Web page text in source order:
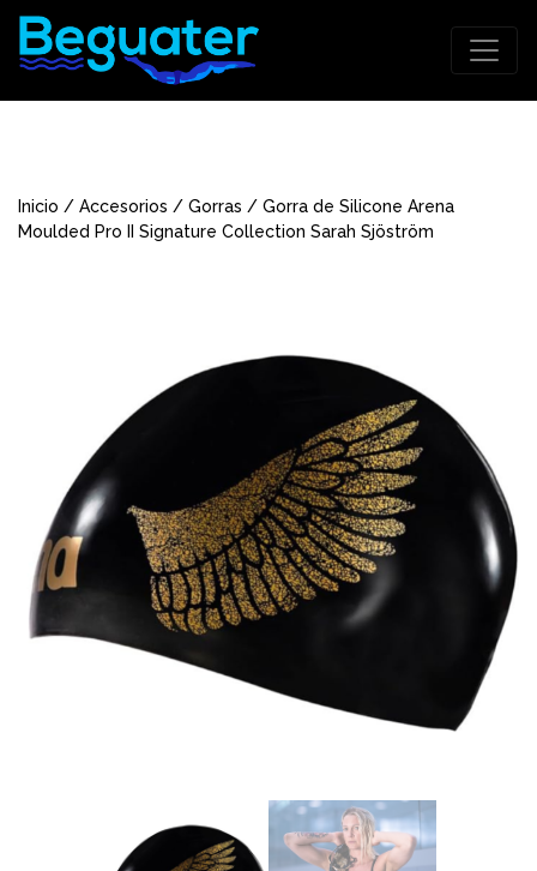
Inicio / Accesorios / Gorras / Gorra de Silicone Arena
Moulded Pro II Signature Collection Sarah Sjöström